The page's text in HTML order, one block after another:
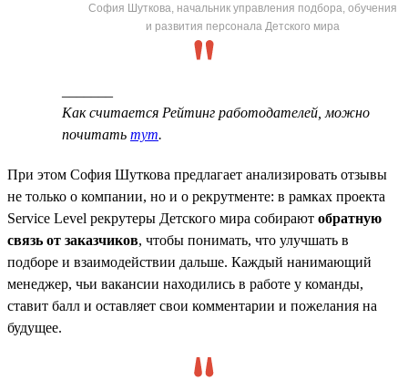
София Шуткова, начальник управления подбора, обучения
и развития персонала Детского мира
Как считается Рейтинг работодателей, можно
почитать тут.
При этом София Шуткова предлагает анализировать отзывы
не только о компании, но и о рекрутменте: в рамках проекта
Service Level рекрутеры Детского мира собирают обратную
связь от заказчиков, чтобы понимать, что улучшать в
подборе и взаимодействии дальше. Каждый нанимающий
менеджер, чьи вакансии находились в работе у команды,
ставит балл и оставляет свои комментарии и пожелания на
будущее.